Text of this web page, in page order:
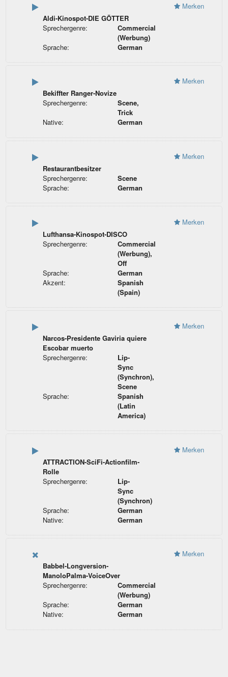
Aldi-Kinospot-DIE GÖTTER
Sprechergenre:
Commercial
(Werbung)
Sprache:
German
Merken
Bekiffter Ranger-Novize
Sprechergenre:
Scene,
Trick
Native:
German
Merken
Restaurantbesitzer
Sprechergenre:
Scene
Sprache:
German
Merken
Lufthansa-Kinospot-DISCO
Sprechergenre:
Commercial
(Werbung),
Off
Sprache:
German
Akzent:
Spanish
(Spain)
Merken
Narcos-Presidente Gaviria quiere
Escobar muerto
Sprechergenre:
Lip-
Sync
(Synchron),
Scene
Sprache:
Spanish
(Latin
America)
Merken
ATTRACTION-SciFi-Actionfilm-
Rolle
Sprechergenre:
Lip-
Sync
(Synchron)
Sprache:
German
Native:
German
Merken
Babbel-Longversion-
ManoloPalma-VoiceOver
Sprechergenre:
Commercial
(Werbung)
Sprache:
German
Native:
German
Merken